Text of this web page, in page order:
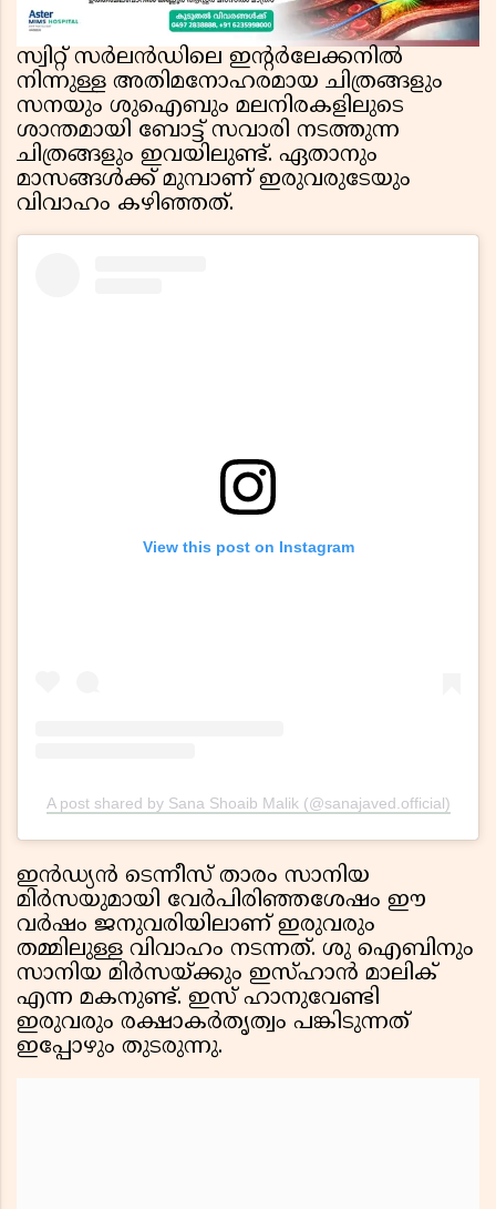
സ്വിറ്റ് സര്‍ലന്‍ഡിലെ ഇന്റര്‍ലേക്കനില്‍
നിന്നുള്ള അതിമനോഹരമായ ചിത്രങ്ങളും
സനയും ശുഐബും മലനിരകളിലുടെ
ശാന്തമായി ബോട്ട് സവാരി നടത്തുന്ന
ചിത്രങ്ങളും ഇവയിലുണ്ട്. ഏതാനും
മാസങ്ങള്‍ക്ക് മുമ്പാണ് ഇരുവരുടേയും
വിവാഹം കഴിഞ്ഞത്.
View this post on Instagram
A post shared by Sana Shoaib Malik (@sanajaved.official)
ഇന്‍ഡ്യന്‍ ടെന്നീസ് താരം സാനിയ
മിര്‍സയുമായി വേര്‍പിരിഞ്ഞശേഷം ഈ
വര്‍ഷം ജനുവരിയിലാണ് ഇരുവരും
തമ്മിലുള്ള വിവാഹം നടന്നത്. ശു ഐബിനും
സാനിയ മിര്‍സയ്ക്കും ഇസ്ഹാന്‍ മാലിക്
എന്ന മകനുണ്ട്. ഇസ് ഹാനുവേണ്ടി
ഇരുവരും രക്ഷാകര്‍തൃത്വം പങ്കിടുന്നത്
ഇപ്പോഴും തുടരുന്നു.